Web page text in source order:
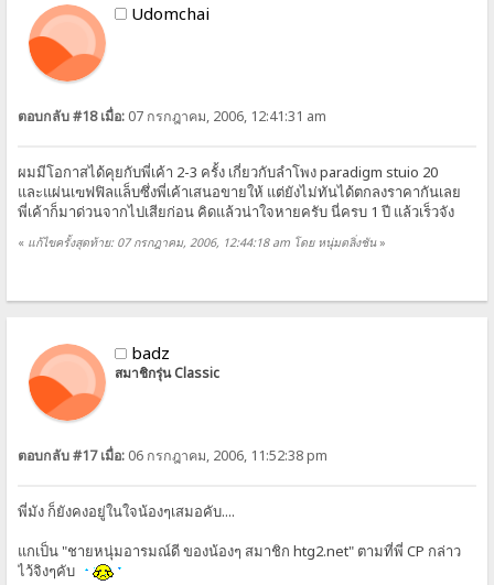
Udomchai
ตอบกลับ #18 เมื่อ: 07 กรกฎาคม, 2006, 12:41:31 am
ผมมีโอกาสได้คุยกับพี่เค้า 2-3 ครั้ง เกี่ยวกับลำโพง paradigm stuio 20
และแผ่นเฃฟฟิลแล็บซึ่งพี่เค้าเสนอขายให้ แต่ยังไม่ทันได้ตกลงราคากันเลย
พี่เค้าก็มาด่วนจากไปเสียก่อน คิดแล้วน่าใจหายครับ นี่ครบ 1 ปี แล้วเร็วจัง
« แก้ไขครั้งสุดท้าย: 07 กรกฎาคม, 2006, 12:44:18 am โดย หนุ่มตลิ่งชัน»
badz
สมาชิกรุ่น Classic
ตอบกลับ #17 เมื่อ: 06 กรกฎาคม, 2006, 11:52:38 pm
พี่มัง ก็ยังคงอยู่ในใจน้องๆเสมอคับ....
แกเป็น "ชายหนุ่มอารมณ์ดี ของน้องๆ สมาชิก htg2.net" ตามที่พี่ CP กล่าว
ไว้จิงๆคับ